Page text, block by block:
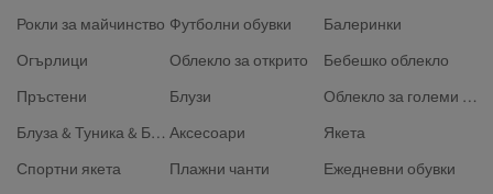
Рокли за майчинство Футболни обувки
Балеринки
Огърлици
Облекло за открито
Бебешко облекло
Пръстени
Блузи
Облекло за големи размери
Блуза & Туника & Бюстие Аксесоари
Якета
Спортни якета
Плажни чанти
Ежедневни обувки